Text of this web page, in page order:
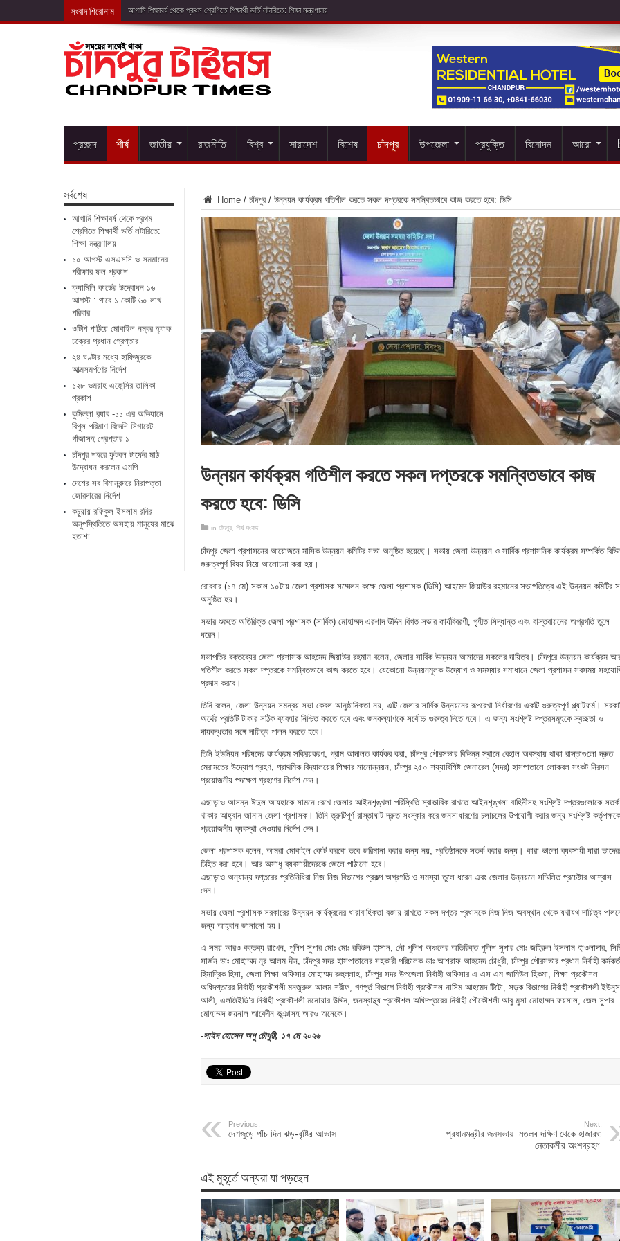
সংবাদ শিরোনাম ১০ আগস্ট এসএসসি
প্রচ্ছদ শীর্ষ জাতীয় রাজনীতি বিশ্ব সারাদেশ বিশেষ চাঁদপুর উপজেলা প্রযুক্তি বিনোদন আরো
Home / চাঁদপুর / উন্নয়ন কার্যক্রম গতিশীল করতে সকল দপ্তরকে সমন্বিতভাবে কাজ করতে হবে: ডিসি
উন্নয়ন কার্যক্রম গতিশীল করতে সকল দপ্তরকে সমন্বিতভাবে কাজ
করতে হবে: ডিসি
in চাঁদপুর শীর্ষ সংবাদ
চাঁদপুর জেলা প্রশাসনের আয়োজনে মাসিক উন্নয়ন কমিটির সভা অনুষ্ঠিত হয়েছে। সভায় জেলা উন্নয়ন ও সার্বিক প্রশাসনিক কার্যক্রম সম্পর্কিত
গুরুত্বপূর্ণ বিষয় নিয়ে আলোচনা করা হয়।
রোববার (১৭ মে) সকাল ১০টায় জেলা প্রশাসক সম্মেলন কক্ষে জেলা প্রশাসক (ডিসি) আহমেদ জিয়াউর রহমানের সভাপতিত্বে এই উন্নয়ন কমিটির
অনুষ্ঠিত হয়।
সভার শুরুতে অতিরিক্ত জেলা প্রশাসক (সার্বিক) মোহাম্মদ এরশাদ উদ্দিন বিগত সভার কার্যবিবরণী, গৃহীত সিদ্ধান্ত এবং বাস্তবায়নের অগ্রগতি তুলে
ধরেন।
সভাপতির বক্তব্যের জেলা প্রশাসক আহমেদ জিয়াউর রহমান বলেন, জেলার সার্বিক উন্নয়ন আমাদের সকলের দায়িত্ব। চাঁদপুরে উন্নয়ন কার্যক্রম
গতিশীল করতে সকল দপ্তরকে সমন্বিতভাবে কাজ করতে হবে। যেকোনো উন্নয়নমূলক উদ্যোগ ও সমস্যার সমাধানে জেলা প্রশাসন সবসময়
প্রদান করবে।
তিনি বলেন, জেলা উন্নয়ন সমন্বয় সভা কেবল আনুষ্ঠানিকতা নয়, এটি জেলার সার্বিক উন্নয়নের রূপরেখা নির্ধারণের একটি গুরুত্বপূর্ণ প্ল্যাটফর্ম।
অর্থের প্রতিটি টাকার সঠিক ব্যবহার নিশ্চিত করতে হবে এবং জনকল্যাণকে সর্বোচ্চ গুরুত্ব দিতে হবে। এ জন্য সংশ্লিষ্ট দপ্তরসমূহকে স্বচ্ছতা ও
দায়বদ্ধতার সঙ্গে দায়িত্ব পালন করতে হবে।
তিনি ইউনিয়ন পরিষদের কার্যক্রম সক্রিয়করণ, গ্রাম আদালত কার্যকর করা, চাঁদপুর পৌরসভার বিভিন্ন স্থানে বেহাল অবস্থায় থাকা রাস্তাগুলো দ্রুত
মেরামতের উদ্যোগ গ্রহণ, প্রাথমিক বিদ্যালয়ের শিক্ষার মানোন্নয়ন, চাঁদপুর ২৫০ শয্যাবিশিষ্ট জেনারেল (সদর) হাসপাতালে লোকবল সংকট নিরসন
প্রয়োজনীয় পদক্ষেপ গ্রহণের নির্দেশ দেন।
এছাড়াও আসন্ন ঈদুল আযহাকে সামনে রেখে জেলার আইনশৃঙ্খলা পরিস্থিতি স্বাভাবিক রাখতে আইনশৃঙ্খলা বাহিনীসহ সংশ্লিষ্ট দপ্তরগুলোকে সতর্ক
থাকার আহ্বান জানান জেলা প্রশাসক। তিনি ত্রুটিপূর্ণ রাস্তাঘাট দ্রুত সংস্কার করে জনসাধারণের চলাচলের উপযোগী করার জন্য সংশ্লিষ্ট কর্তৃপক্ষকে
প্রয়োজনীয় ব্যবস্থা নেওয়ার নির্দেশ দেন।
জেলা প্রশাসক বলেন, আমরা মোবাইল কোর্ট করবো তবে জরিমানা করার জন্য নয়, প্রতিষ্ঠানকে সতর্ক করার জন্য। কারা ভালো ব্যবসায়ী যারা
চিহিত করা হবে। আর অসাধু ব্যবসায়ীদেরকে জেলে পাঠানো হবে।
এছাড়াও অন্যান্য দপ্তরের প্রতিনিধিরা নিজ নিজ বিভাগের প্রকল্প অগ্রগতি ও সমস্যা তুলে ধরেন এবং জেলার উন্নয়নে সম্মিলিত প্রচেষ্টার আশ্বাস
দেন।
সভায় জেলা প্রশাসক সরকারের উন্নয়ন কার্যক্রমের ধারাবাহিকতা বজায় রাখতে সকল দপ্তর প্রধানকে নিজ নিজ অবস্থান থেকে যথাযথ দায়িত্ব
জন্য আহ্বান জানানো হয়।
এ সময় আরও বক্তব্য রাখেন, পুলিশ সুপার মোঃ মোঃ রবিউল হাসান, নৌ পুলিশ অঞ্চলের অতিরিক্ত পুলিশ সুপার মোঃ জহিরুল ইসলাম হাওলাদার,
সার্জন ডাঃ মোহাম্মদ নূর আলম দীন, চাঁদপুর সদর হাসপাতালের সহকারী পরিচালক ডাঃ আশরাফ আহমেদ চৌধুরী, চাঁদপুর পৌরসভার প্রধান নির্বাহী
হিমাদ্রিক হিসা, জেলা শিক্ষা অফিসার মোহাম্মদ রুহুল্লাহ, চাঁদপুর সদর উপজেলা নির্বাহী অফিসার এ এস এম জামিউল হিকমা, শিক্ষা প্রকৌশল
অধিদপ্তরের নির্বাহী প্রকৌশলী মনজুরুল আলম শরীফ, গণপূর্ত বিভাগে নির্বাহী প্রকৌশল নাসিম আহমেদ টিটো, সড়ক বিভাগের নির্বাহী প্রকৌশলী ইউনুস
আলী, এলজিইডি’র নির্বাহী প্রকৌশলী মনোয়ার উদ্দিন, জনস্বাস্থ্য প্রকৌশল অধিদপ্তরের নির্বাহী পৌকৌশলী আবু মুসা মোহাম্মদ ফয়সাল, জেল সুপার
মোহাম্মদ জয়নাল আবেদীন ভূঞাসহ আরও অনেকে।
-সাইদ হোসেন অপু চৌধুরী, ১৭ মে ২০২৬
Previous:
দেশজুড়ে পাঁচ দিন ঝড়-বৃষ্টির আভাস
Next:
প্রধানমন্ত্রীর জনসভায় মতলব দক্ষিণ থেকে হাজারও
নেতাকর্মীর অংশগ্রহণ
এই মুহূর্তে অন্যরা যা পড়ছেন
সর্বশেষ
আগামি শিক্ষাবর্ষ থেকে প্রথম
শ্রেণিতে শিক্ষার্থী ভর্তি লটারিতে:
শিক্ষা মন্ত্রণালয়
১০ আগস্ট এসএসসি ও সমমানের
পরীক্ষার ফল প্রকাশ
ফ্যামিলি কার্ডের উদ্বোধন ১৬
আগস্ট : পাবে ১ কোটি ৬০ লাখ
পরিবার
ওটিপি পাঠিয়ে মোবাইল নম্বর হ্যাক
চক্রের প্রধান গ্রেপ্তার
২৪ ঘণ্টার মধ্যে হাফিজুরকে
আত্মসমর্পণের নির্দেশ
১২৮ ওমরাহ এজেন্সির তালিকা
প্রকাশ
কুমিল্লা র‌্যাব -১১ এর অভিযানে
বিপুল পরিমাণ বিদেশি সিগারেট-
গাঁজাসহ গ্রেপ্তার ১
চাঁদপুর শহরে ফুটবল টার্ফের মাঠ
উদ্বোধন করলেন এমপি
দেশের সব বিমানবন্দরে নিরাপত্তা
জোরদারের নির্দেশ
কচুয়ায় রফিকুল ইসলাম রনির
অনুপস্থিতিতে অসহায় মানুষের মাঝে
হতাশা